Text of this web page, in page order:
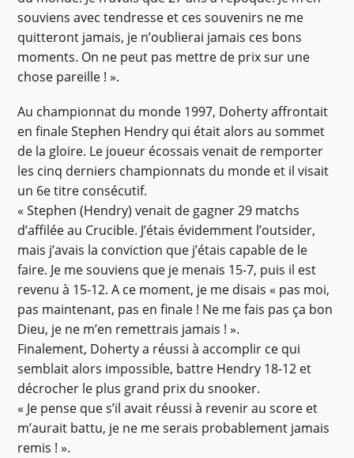
souviens avec tendresse et ces souvenirs ne me
quitteront jamais, je n’oublierai jamais ces bons
moments. On ne peut pas mettre de prix sur une
chose pareille ! ».
Au championnat du monde 1997, Doherty affrontait
en finale Stephen Hendry qui était alors au sommet
de la gloire. Le joueur écossais venait de remporter
les cinq derniers championnats du monde et il visait
un 6e titre consécutif.
« Stephen (Hendry) venait de gagner 29 matchs
d’affilée au Crucible. J’étais évidemment l’outsider,
mais j’avais la conviction que j’étais capable de le
faire. Je me souviens que je menais 15-7, puis il est
revenu à 15-12. A ce moment, je me disais « pas moi,
pas maintenant, pas en finale ! Ne me fais pas ça bon
Dieu, je ne m’en remettrais jamais ! ».
Finalement, Doherty a réussi à accomplir ce qui
semblait alors impossible, battre Hendry 18-12 et
décrocher le plus grand prix du snooker.
« Je pense que s’il avait réussi à revenir au score et
m’aurait battu, je ne me serais probablement jamais
remis ! ».